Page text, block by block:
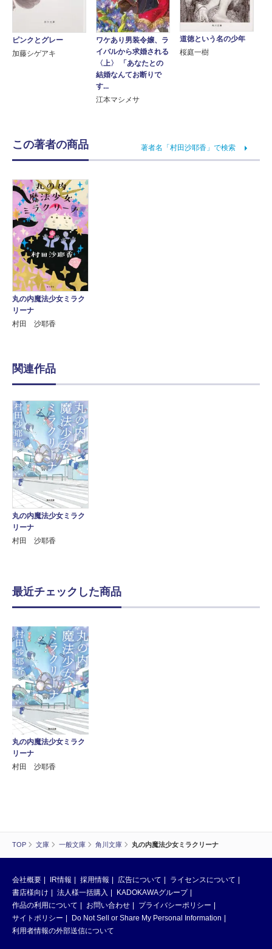
TOP 文庫 一般文庫 角川文庫 丸の内魔法少女ミラクリーナ
ピンクとグレー
加藤シゲアキ
ワケあり男装令嬢、ラ
イバルから求婚される
〈上〉 「あなたとの
結婚なんてお断りで
す...
江本マシメサ
道徳という名の少年
桜庭一樹
この著者の商品 著者名「村田沙耶香」で検索
丸の内魔法少女ミラク
リーナ
村田 沙耶香
関連作品
丸の内魔法少女ミラク
リーナ
村田 沙耶香
最近チェックした商品
丸の内魔法少女ミラク
リーナ
村田 沙耶香
会社概要 IR情報 採用情報 広告について
ライセンスについて
書店様向け
法人様一括購入
KADOKAWAグループ
作品の利用について
お問い合わせ
プライバシーポリシー
サイトポリシー
Do Not Sell or Share My Personal Information
利用者情報の外部送信について